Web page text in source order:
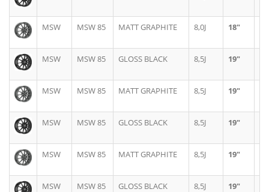
MSW MSW 85 MATT GRAPHITE 8,0J 18"
MSW MSW 85 GLOSS BLACK 8,5J 19"
MSW MSW 85 MATT GRAPHITE 8,5J 19"
MSW MSW 85 GLOSS BLACK 8,5J 19"
MSW MSW 85 MATT GRAPHITE 8,5J 19"
MSW MSW 85 GLOSS BLACK 8,5J 19"